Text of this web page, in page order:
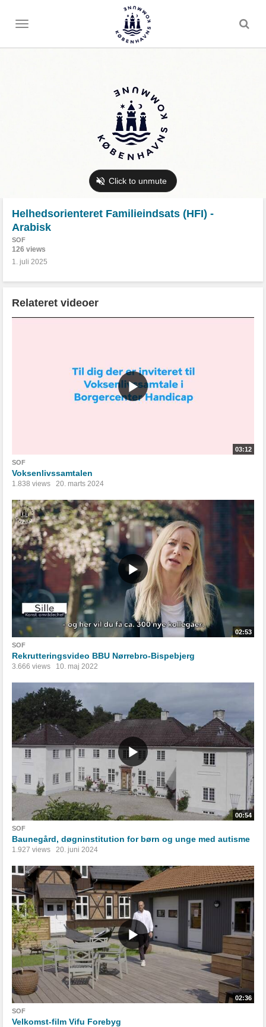
Toggle
Helhedsorienteret Familieindsats (HFI) -
Arabisk
SOF
126 views
1. juli 2025
Relateret videoer
03:12
SOF
Voksenlivssamtalen
1.838 views 20. marts 2024
02:53
SOF
Rekrutteringsvideo BBU Nørrebro-Bispebjerg
3.666 views 10. maj 2022
00:54
SOF
Baunegård, døgninstitution for børn og unge med autisme
1.927 views 20. juni 2024
02:36
SOF
Velkomst-film Vifu Forebyg